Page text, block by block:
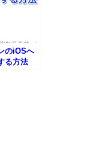
のiOSへ
る方法